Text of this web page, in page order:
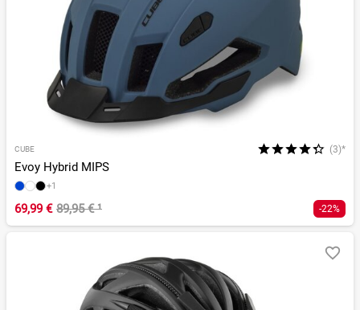
CUBE (3)*
Evoy Hybrid MIPS
+1
69,99 € 89,95 €¹ -22%